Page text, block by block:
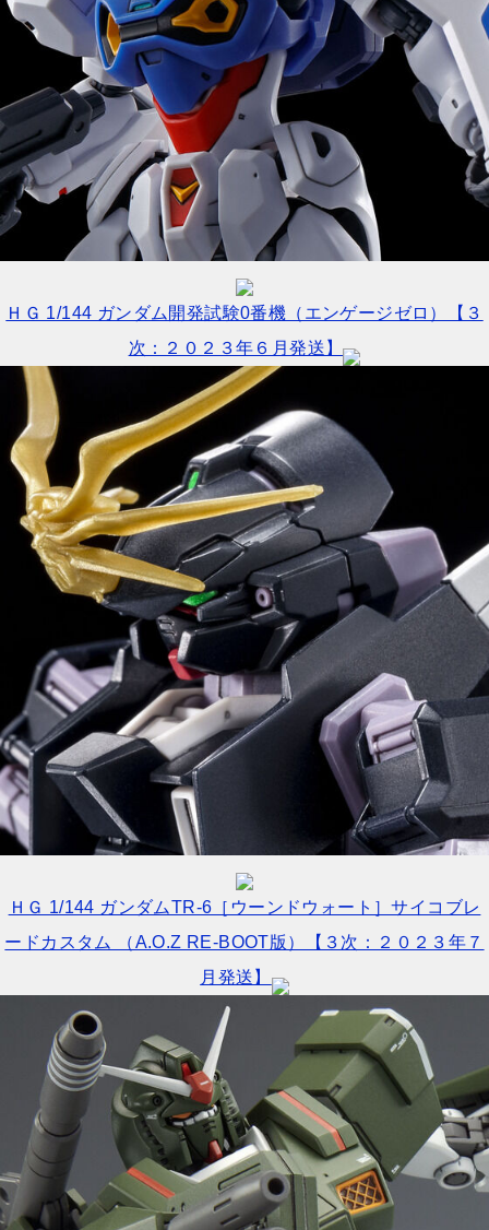
ＨＧ 1/144 ガンダム開発試験0番機（エンゲージゼロ）【３
次：２０２３年６月発送】
ＨＧ 1/144 ガンダムTR-6［ウーンドウォート］サイコブレ
ードカスタム （A.O.Z RE-BOOT版）【３次：２０２３年７
月発送】